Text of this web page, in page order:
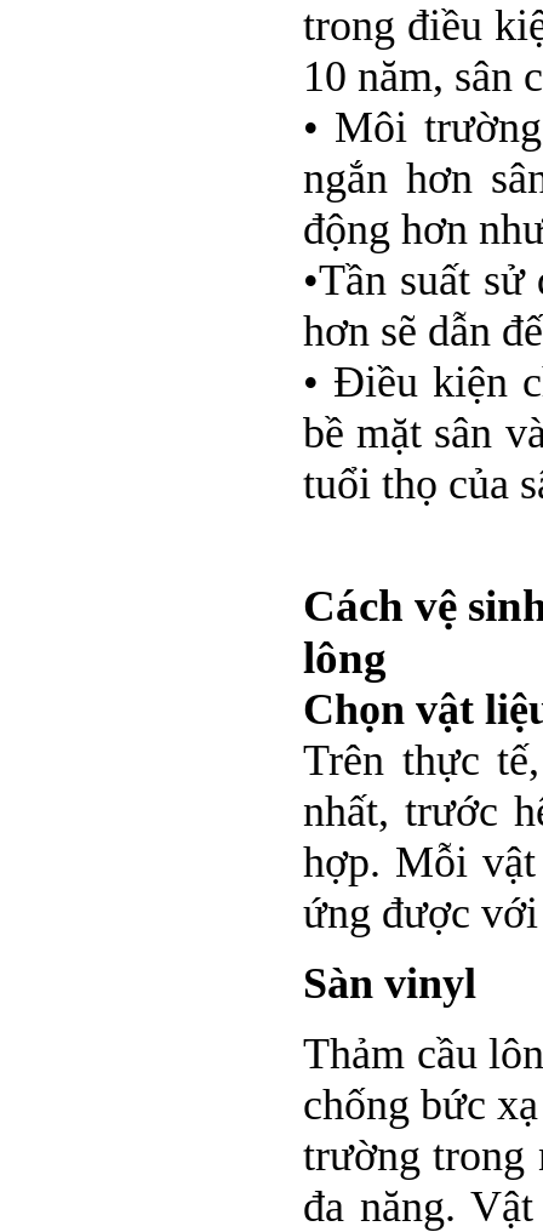
trong điều
10 năm, sân
• Môi
ngắn hơn
động hơn
•Tần suất
hơn sẽ dẫn
• Điều kiện
bề mặt sân
tuổi thọ của
Cách vệ
lông
Chọn vật
Trên thực
nhất, trước
hợp. Mỗi
ứng được
Sàn vinyl
Thảm cầu
chống bức
trường trong
đa năng.